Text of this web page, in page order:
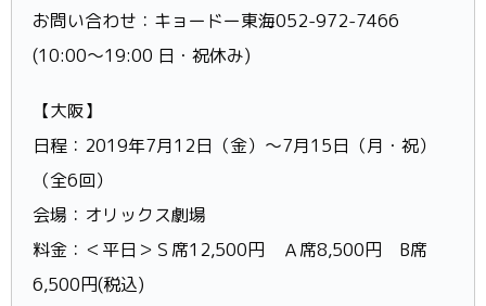
お問い合わせ：キョードー東海052-972-7466
(10:00～19:00 日・祝休み)
【大阪】
日程：2019年7月12日（金）～7月15日（月・祝）
（全6回）
会場：オリックス劇場
料金：＜平日＞Ｓ席12,500円 Ａ席8,500円 B席
6,500円(税込)